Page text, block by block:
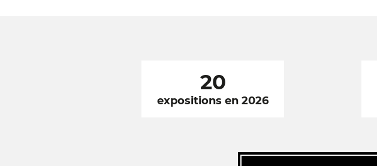
20
expositions en 2026